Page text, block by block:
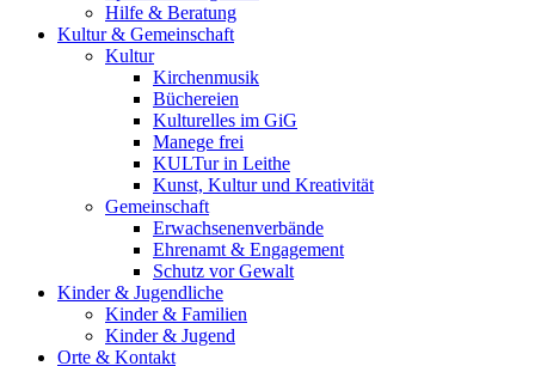
Hilfe & Beratung
Kultur & Gemeinschaft
Kultur
Kirchenmusik
Büchereien
Kulturelles im GiG
Manege frei
KULTur in Leithe
Kunst, Kultur und Kreativität
Gemeinschaft
Erwachsenenverbände
Ehrenamt & Engagement
Schutz vor Gewalt
Kinder & Jugendliche
Kinder & Familien
Kinder & Jugend
Orte & Kontakt